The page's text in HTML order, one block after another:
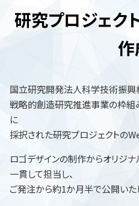
研究プロジェク
国立研究開発法人科学技術振興
戦略的創造研究推進事業の枠組
に
採択された研究プロジェクトの
ロゴデザインの制作からオリジ
一貫して担当し、
ご発注から約1か月半で公開いた